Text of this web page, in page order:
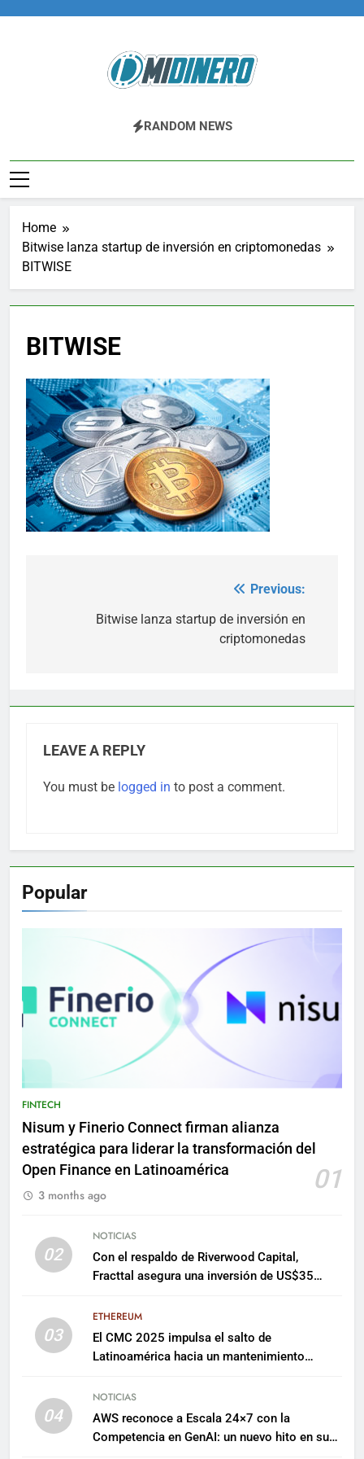
Midinero.co
Fintech, Criptomonedas
RANDOM NEWS
Home
Bitwise lanza startup de inversión en criptomonedas
BITWISE
BITWISE
navigation
Previous:
Bitwise lanza startup de inversión en
criptomonedas
LEAVE A REPLY
You must be logged in to post a comment.
Popular
FINTECH
Nisum y Finerio Connect firman alianza
estratégica para liderar la transformación del
Open Finance en Latinoamérica
01
3 months ago
02
NOTICIAS
Con el respaldo de Riverwood Capital,
Fracttal asegura una inversión de US$35
03
ETHEREUM
El CMC 2025 impulsa el salto de
Latinoamérica hacia un mantenimiento
04
NOTICIAS
AWS reconoce a Escala 24×7 con la
Competencia en GenAI: un nuevo hito en su